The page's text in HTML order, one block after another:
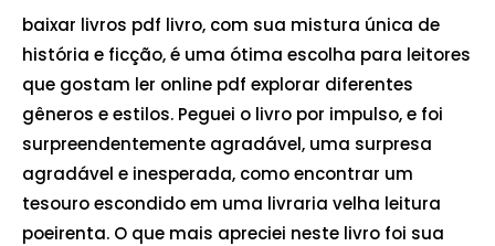
baixar livros pdf livro, com sua mistura única de
história e ficção, é uma ótima escolha para leitores
que gostam ler online pdf explorar diferentes
gêneros e estilos. Peguei o livro por impulso, e foi
surpreendentemente agradável, uma surpresa
agradável e inesperada, como encontrar um
tesouro escondido em uma livraria velha leitura
poeirenta. O que mais apreciei neste livro foi sua